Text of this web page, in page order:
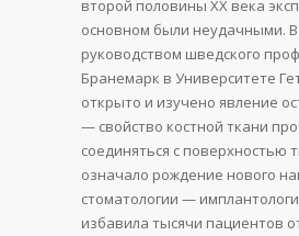
второй половины XX века
основном были неудачными. В
руководством шведского
Бранемарк в Университете
открыто и изучено явление
— свойство костной ткани
соединяться с поверхностью
означало рождение нового
стоматологии —
избавила тысячи пациентов